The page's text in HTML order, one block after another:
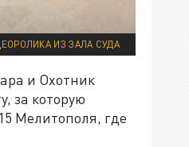
ИЗ ЗАЛА СУДА
и Охотник
за которую
Мелитополя, где